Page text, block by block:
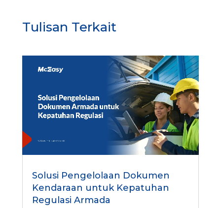
Tulisan Terkait
Solusi Pengelolaan Dokumen
Kendaraan untuk Kepatuhan
Regulasi Armada